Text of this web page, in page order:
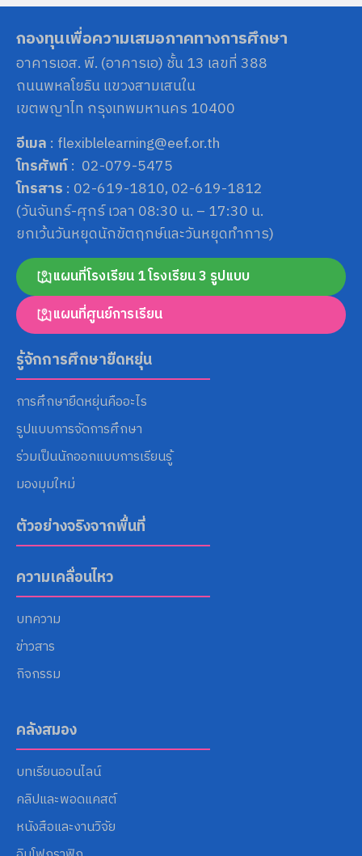
กองทุนเพื่อความเสมอภาคทางการศึกษา
อาคารเอส. พี. (อาคารเอ) ชั้น 13 เลขที่ 388
ถนนพหลโยธิน แขวงสามเสนใน
เขตพญาไท กรุงเทพมหานคร 10400
อีเมล : flexiblelearning@eef.or.th
โทรศัพท์: 02-079-5475
โทรสาร : 02-619-1810, 02-619-1812
(วันจันทร์-ศุกร์ เวลา 08:30 น. – 17:30 น.
ยกเว้นวันหยุดนักขัตฤกษ์และวันหยุดทำการ)
แผนที่โรงเรียน 1 โรงเรียน 3 รูปแบบ
แผนที่ศูนย์การเรียน
รู้จักการศึกษายืดหยุ่น
การศึกษายืดหยุ่นคืออะไร
รูปแบบการจัดการศึกษา
ร่วมเป็นนักออกแบบการเรียนรู้
มองมุมใหม่
ตัวอย่างจริงจากพื้นที่
ความเคลื่อนไหว
บทความ
ข่าวสาร
กิจกรรม
คลังสมอง
บทเรียนออนไลน์
คลิปและพอดแคสต์
หนังสือและงานวิจัย